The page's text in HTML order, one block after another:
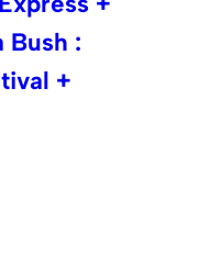
Bush :
+